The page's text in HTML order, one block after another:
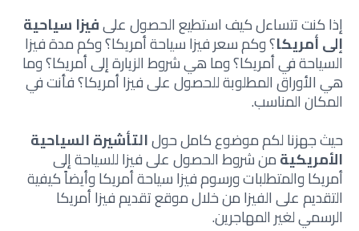
إذا كنت تتساءل كيف استطيع الحصول علىفيزا سياحية
إلى أمريكا؟ وكم سعر فيزا سياحة أمريكا؟ وكم مدة فيزا
السياحة في أمريكا؟ وما هي شروط الزيارة إلى أمريكا؟ وما
هي الأوراق المطلوبة للحصول على فيزا أمريكا؟ فأنت في
المكان المناسب.
حيث جهزنا لكم موضوع كامل حولالتأشيرة السياحية
الأمريكيةمن شروط الحصول على فيزا للسياحة إلى
أمريكا والمتطلبات ورسوم فيزا سياحة أمريكا وأيضاً كيفية
التقديم على الفيزا من خلال موقع تقديم فيزا أمريكا
الرسمي لغير المهاجرين.